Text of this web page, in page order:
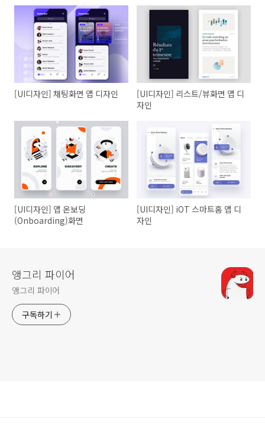
[UI디자인] 채팅화면 앱 디자인
[UI디자인] 리스트/뷰화면 앱 디
자인
[UI디자인] 앱 온보딩
(Onboarding)화면
[UI디자인] iOT 스마트홈 앱 디
자인
앵그리 파이어
앵그리 파이어
구독하기